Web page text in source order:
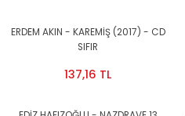
ERDEM AKIN - KAREMİŞ (2017) - CD
SIFIR
137,16 TL